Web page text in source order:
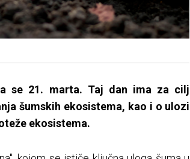
se 21. marta. Taj dan ima za cilj
šumskih ekosistema, kao i o ulozi
ekosistema.